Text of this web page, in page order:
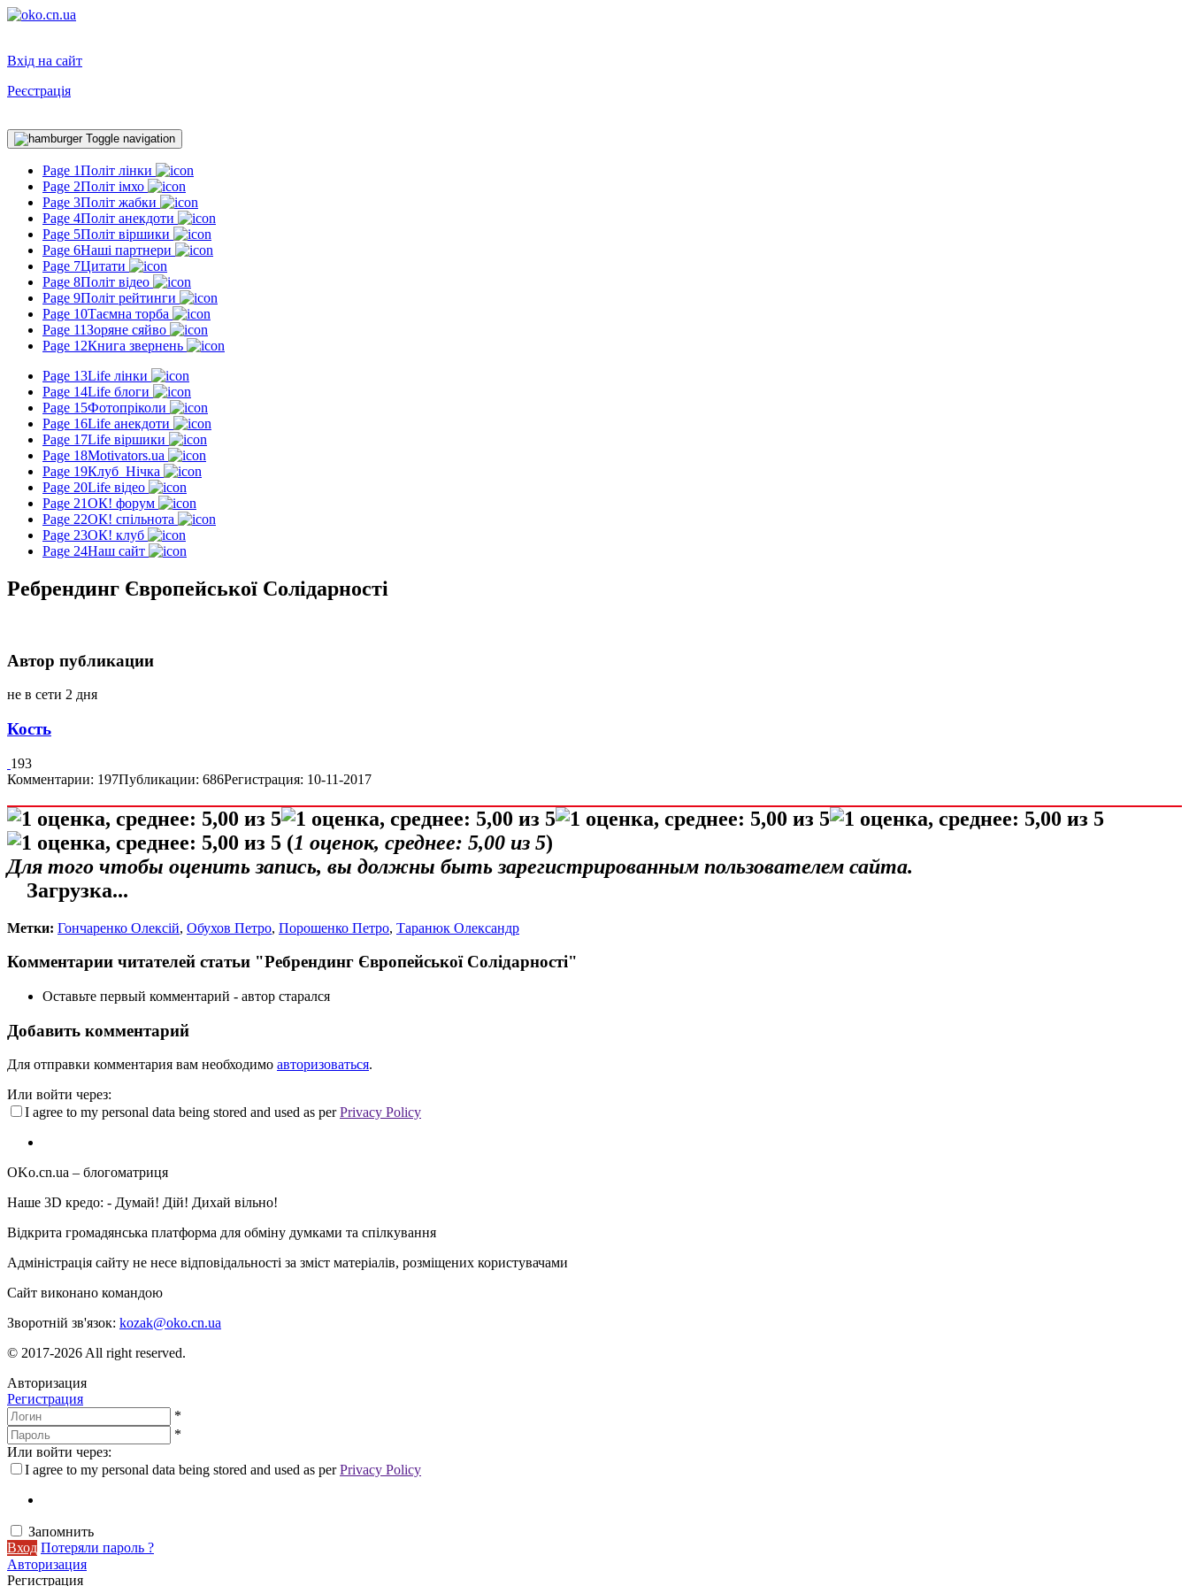
Вхід на сайт
Реєстрація
Toggle navigation
Page 1Політ лінки
Page 2Політ імхо
Page 3Політ жабки
Page 4Політ анекдоти
Page 5Політ віршики
Page 6Наші партнери
Page 7Цитати
Page 8Політ відео
Page 9Політ рейтинги
Page 10Таємна торба
Page 11Зоряне сяйво
Page 12Книга звернень
Page 13Life лінки
Page 14Life блоги
Page 15Фотопріколи
Page 16Life анекдоти
Page 17Life віршики
Page 18Motivators.ua
Page 19Клуб_Нічка
Page 20Life відео
Page 21ОК! форум
Page 22ОК! спільнота
Page 23ОК! клуб
Page 24Наш сайт
Ребрендинг Європейської Солідарності
Автор публикации
не в сети 2 дня
Кость
193
Комментарии: 197Публикации: 686Регистрация: 10-11-2017
(1 оценок, среднее: 5,00 из 5)
Для того чтобы оценить запись, вы должны быть зарегистрированным пользователем сайта.
Загрузка...
Метки: Гончаренко Олексій, Обухов Петро, Порошенко Петро, Таранюк Олександр
Комментарии читателей статьи "Ребрендинг Європейської Солідарності"
Оставьте первый комментарий - автор старался
Добавить комментарий
Для отправки комментария вам необходимо авторизоваться.
Или войти через:
I agree to my personal data being stored and used as perPrivacy Policy
OKo.cn.ua – блогоматриця
Наше 3D кредо: - Думай! Дій! Дихай вільно!
Відкрита громадянська платформа для обміну думками та спілкування
Адміністрація сайту не несе відповідальності за зміст матеріалів, розміщених користувачами
Сайт виконано командою
Зворотній зв'язок: kozak@oko.cn.ua
© 2017-2026 All right reserved.
Авторизация
Регистрация
*
*
Или войти через:
I agree to my personal data being stored and used as perPrivacy Policy
Запомнить
Вход Потеряли пароль ?
Авторизация
Регистрация